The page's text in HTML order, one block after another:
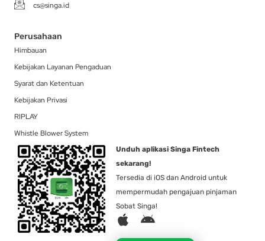
cs@singa.id
Perusahaan
Himbauan
Kebijakan Layanan Pengaduan
Syarat dan Ketentuan
Kebijakan Privasi
RIPLAY
Whistle Blower System
Unduh aplikasi Singa Fintech
sekarang!
Tersedia di iOS dan Android untuk
mempermudah pengajuan pinjaman
Sobat Singa!
A
A